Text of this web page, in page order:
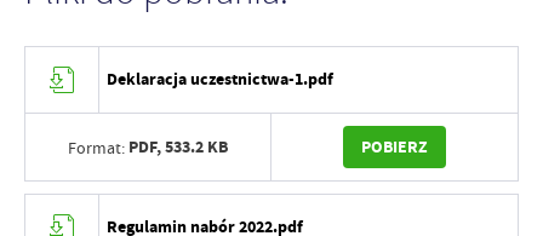
Deklaracja uczestnictwa-1.pdf
Format: PDF,533.2 KB POBIERZ
Regulamin nabór 2022.pdf